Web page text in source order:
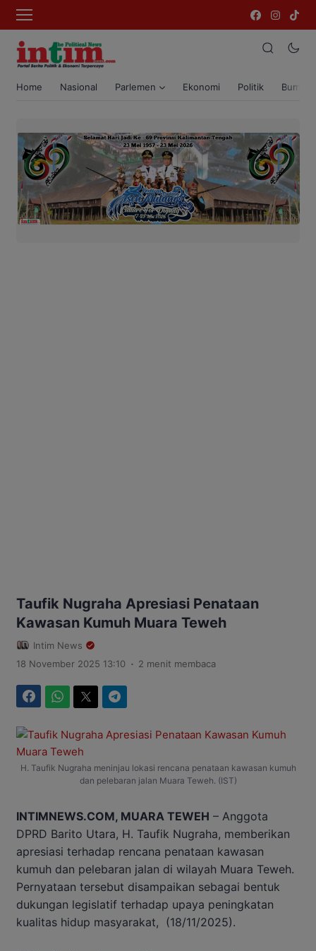
Home Nasional Parlemen Ekonomi Politik Bumi
Taufik Nugraha Apresiasi Penataan
Kawasan Kumuh Muara Teweh
Intim News
18 November 2025 13:10 . 2 menit membaca
H. Taufik Nugraha meninjau lokasi rencana penataan kawasan kumuh
dan pelebaran jalan Muara Teweh. (IST)
INTIMNEWS.COM, MUARA TEWEH – Anggota
DPRD Barito Utara, H. Taufik Nugraha, memberikan
apresiasi terhadap rencana penataan kawasan
kumuh dan pelebaran jalan di wilayah Muara Teweh.
Pernyataan tersebut disampaikan sebagai bentuk
dukungan legislatif terhadap upaya peningkatan
kualitas hidup masyarakat, (18/11/2025).